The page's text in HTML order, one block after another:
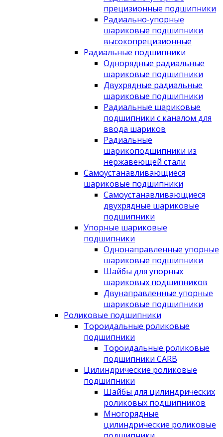
прецизионные подшипники
Радиально-упорные
шариковые подшипники
высокопрецизионные
Радиальные подшипники
Однорядные радиальные
шариковые подшипники
Двухрядные радиальные
шариковые подшипники
Радиальные шариковые
подшипники с каналом для
ввода шариков
Радиальные
шарикоподшипники из
нержавеющей стали
Самоустанавливающиеся
шариковые подшипники
Самоустанавливающиеся
двухрядные шариковые
подшипники
Упорные шариковые
подшипники
Однонаправленные упорные
шариковые подшипники
Шайбы для упорных
шариковых подшипников
Двунаправленные упорные
шариковые подшипники
Роликовые подшипники
Тороидальные роликовые
подшипники
Тороидальные роликовые
подшипники CARB
Цилиндрические роликовые
подшипники
Шайбы для цилиндрических
роликовых подшипников
Многорядные
цилиндрические роликовые